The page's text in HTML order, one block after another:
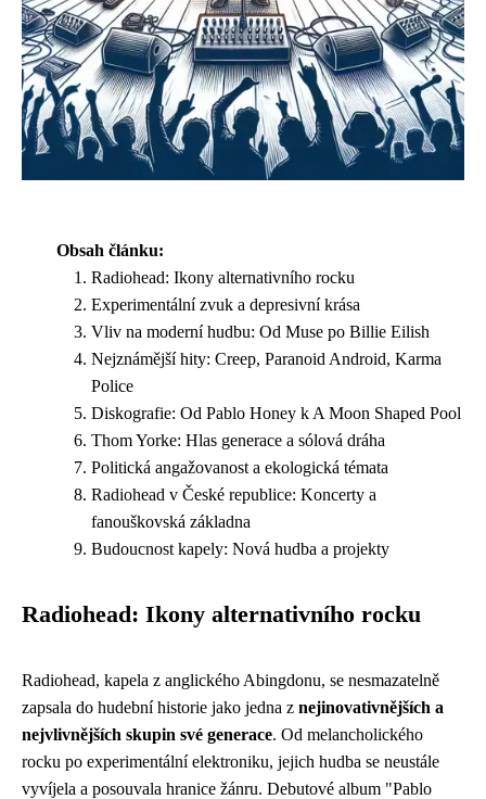
Obsah článku:
Radiohead: Ikony alternativního rocku
Experimentální zvuk a depresivní krása
Vliv na moderní hudbu: Od Muse po Billie Eilish
Nejznámější hity: Creep, Paranoid Android, Karma
Police
Diskografie: Od Pablo Honey k A Moon Shaped Pool
Thom Yorke: Hlas generace a sólová dráha
Politická angažovanost a ekologická témata
Radiohead v České republice: Koncerty a
fanouškovská základna
Budoucnost kapely: Nová hudba a projekty
Radiohead: Ikony alternativního rocku
Radiohead, kapela z anglického Abingdonu, se nesmazatelně
zapsala do hudební historie jako jedna z nejinovativnějších a
nejvlivnějších skupin své generace. Od melancholického
rocku po experimentální elektroniku, jejich hudba se neustále
vyvíjela a posouvala hranice žánru. Debutové album "Pablo